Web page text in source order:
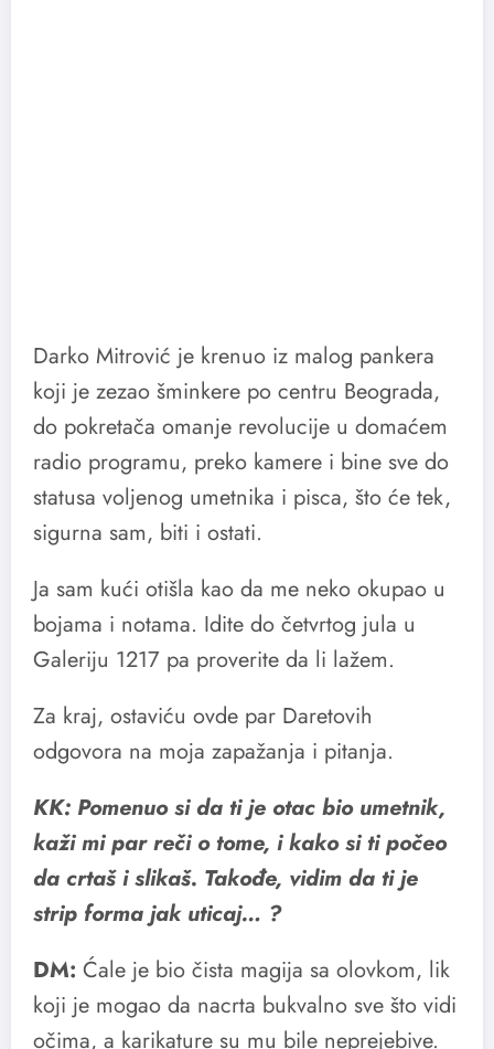
Darko Mitrović je krenuo iz malog pankera
koji je zezao šminkere po centru Beograda,
do pokretača omanje revolucije u domaćem
radio programu, preko kamere i bine sve do
statusa voljenog umetnika i pisca, što će tek,
sigurna sam, biti i ostati.
Ja sam kući otišla kao da me neko okupao u
bojama i notama. Idite do četvrtog jula u
Galeriju 1217 pa proverite da li lažem.
Za kraj, ostaviću ovde par Daretovih
odgovora na moja zapažanja i pitanja.
KK: Pomenuo si da ti je otac bio umetnik,
kaži mi par reči o tome, i kako si ti počeo
da crtaš i slikaš. Takođe, vidim da ti je
strip forma jak uticaj… ?
DM: Ćale je bio čista magija sa olovkom, lik
koji je mogao da nacrta bukvalno sve što vidi
očima, a karikature su mu bile neprejebive.